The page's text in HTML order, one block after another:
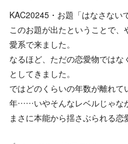
KAC20245・お題「はなさない
このお題が出たということで
愛系で来ました。
なるほど、ただの恋愛物では
としてきました。
ではどのくらいの年数が離れ
年……いやそんなレベルじゃな
まさに本能から揺さぶられる恋